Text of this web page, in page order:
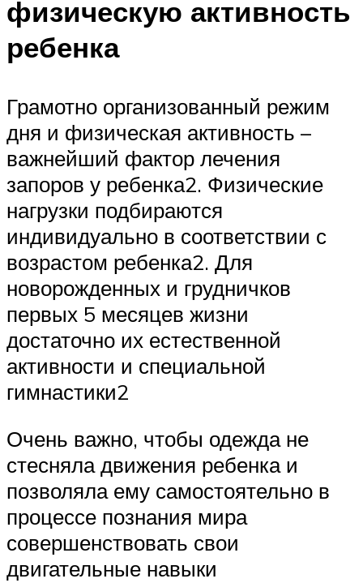
физическую активность
ребенка
Грамотно организованный режим
дня и физическая активность –
важнейший фактор лечения
запоров у ребенка2. Физические
нагрузки подбираются
индивидуально в соответствии с
возрастом ребенка2. Для
новорожденных и грудничков
первых 5 месяцев жизни
достаточно их естественной
активности и специальной
гимнастики2
Очень важно, чтобы одежда не
стесняла движения ребенка и
позволяла ему самостоятельно в
процессе познания мира
совершенствовать свои
двигательные навыки